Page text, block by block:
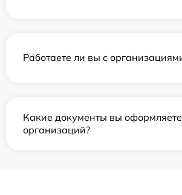
Работаете ли вы с
Какие документы вы
организаций?